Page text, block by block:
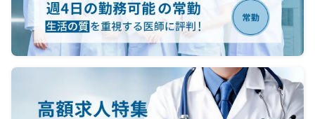
り、
未経
自由
しな
■診療